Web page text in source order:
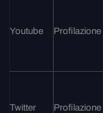
Youtube Profilazione
Twitter Profilazione